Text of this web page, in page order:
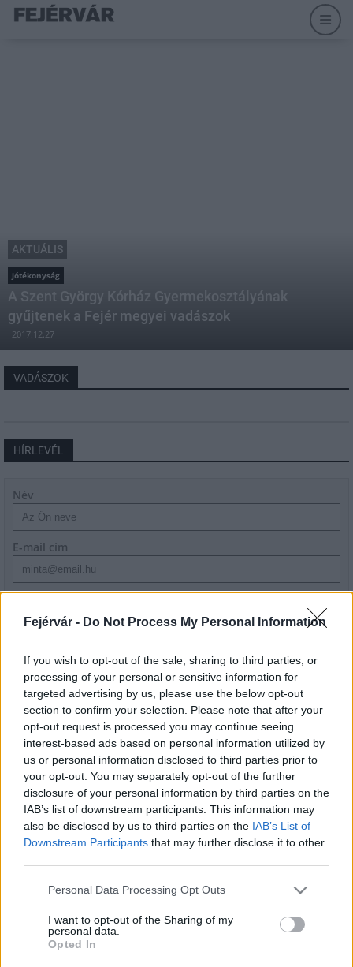
Fejérvár - Do Not Process My Personal Information
If you wish to opt-out of the sale, sharing to third parties, or
processing of your personal or sensitive information for
targeted advertising by us, please use the below opt-out
section to confirm your selection. Please note that after your
opt-out request is processed you may continue seeing
interest-based ads based on personal information utilized by
us or personal information disclosed to third parties prior to
your opt-out. You may separately opt-out of the further
disclosure of your personal information by third parties on the
IAB’s list of downstream participants. This information may
also be disclosed by us to third parties on the IAB’s List of
Downstream Participants that may further disclose it to other
Please note that this website/app uses one or more Google
not limited to your visit or usage behaviour. You may click to
grant or deny consent to Google and its third-party tags to
use your data for below specified purposes in below Google
Personal Data Processing Opt Outs
I want to opt-out of the Sharing of my
personal data.
Opted In
AKTUÁLIS
jótékonyság
A Szent György Kórház Gyermekosztályának
gyűjtenek a Fejér megyei vadászok
2017.12.27
VADÁSZOK
HÍRLEVÉL
Név
E-mail cím
szabályzatot!
LEGFRISSEBB
Országos hírek
Megérkezett az eső a Duna vízgyűjtőjére
Aktuális
Paks II.: Mit jelent az 5. blokk új
árnyékában?